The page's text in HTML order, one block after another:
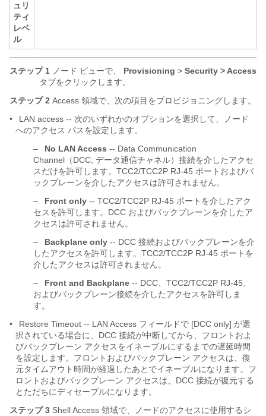
ュリ
ティ
レベ
ル
ステップ 1 ノード ビューで、 Provisioning > Security > Access
タブをクリックします。
ステップ 2 Access 領域で、次の項目をプロビジョニングします。
•
LAN access -- 次のいずれかのオプションを選択して、ノード
へのアクセス パスを設定します。
–
No LAN Access -- Data Communication
Channel（DCC; データ通信チャネル）接続を介したアクセ
スだけを許可します。TCC2/TCC2P RJ-45 ポートおよびバ
ックプレーンを介したアクセスは許可されません。
–
Front only -- TCC2/TCC2P RJ-45 ポートを介したアク
セスを許可します。DCC およびバックプレーンを介したア
クセスは許可されません。
–
Backplane only -- DCC 接続およびバックプレーンを介
したアクセスを許可します。TCC2/TCC2P RJ-45 ポートを
介したアクセスは許可されません。
–
Front and Backplane -- DCC、TCC2/TCC2P RJ-45、
およびバックプレーン接続を介したアクセスを許可しま
す。
•
Restore Timeout -- LAN Access フィールドで [DCC only] が選
択されている場合に、DCC 接続が中断してから、フロントおよ
びバックプレーン アクセスをイネーブルにするまでの遅延時間
を設定します。フロントおよびバックプレーン アクセスは、復
元タイムアウト時間が経過したあとでイネーブルになります。フ
ロントおよびバックプレーン アクセスは、DCC 接続が復元する
とただちにディセーブルになります。
ステップ 3 Shell Access 領域で、ノードのアクセスに使用するシ